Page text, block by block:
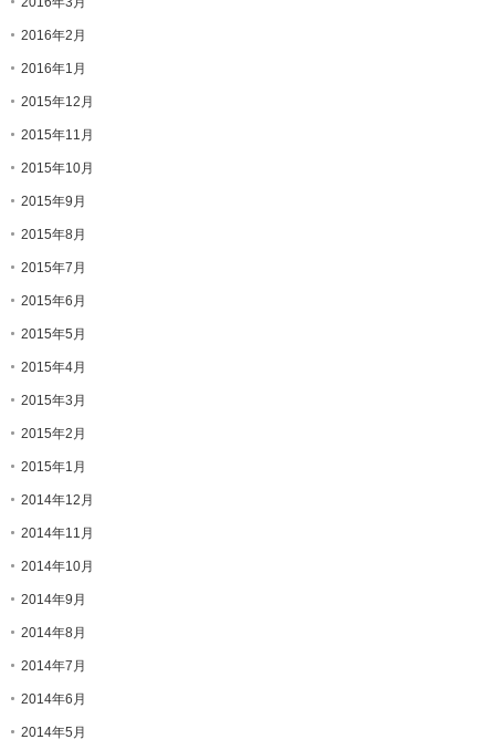
2016年2月
2016年1月
2015年12月
2015年11月
2015年10月
2015年9月
2015年8月
2015年7月
2015年6月
2015年5月
2015年4月
2015年3月
2015年2月
2015年1月
2014年12月
2014年11月
2014年10月
2014年9月
2014年8月
2014年7月
2014年6月
2014年5月